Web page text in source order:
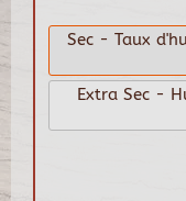
Sec - Taux
Extra Sec -